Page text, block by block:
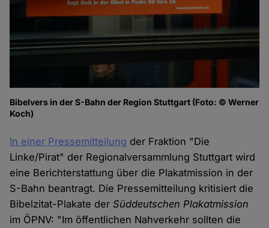
Bibelvers in der S-Bahn der Region Stuttgart (Foto: © Werner
Koch)
In einer Pressemitteilung der Fraktion "Die
Linke/Pirat" der Regionalversammlung Stuttgart wird
eine Berichterstattung über die Plakatmission in der
S-Bahn beantragt. Die Pressemitteilung kritisiert die
Bibelzitat-Plakate derSüddeutschen Plakatmission
im ÖPNV: "Im öffentlichen Nahverkehr sollten die